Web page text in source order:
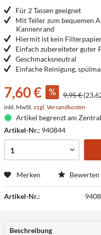
Für 2 Tassen geeignet
Mit Teller zum bequemen
Kannenrand
Hiermit ist kein
Einfach zubereiteter guter
Geschmacksneutral
Einfache Reinigung,
7,60 € 9,95 €
inkl. MwSt. zzgl. Versandkosten
Artikel begrenzt am
Artikel-Nr.: 940844
Merken Bewerten
Artikel-Nr.:
Beschreibung